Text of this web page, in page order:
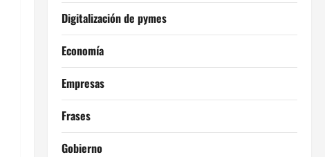
Digitalización de pymes
Economía
Empresas
Frases
Gobierno